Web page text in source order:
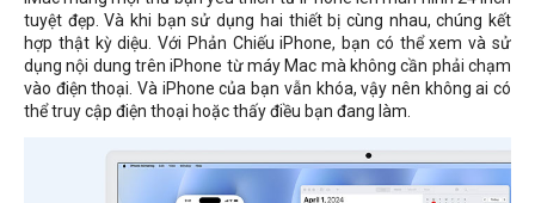
tuyệt đẹp. Và khi bạn sử dụng hai thiết bị cùng nhau, chúng kết
hợp thật kỳ diệu. Với Phản Chiếu iPhone, bạn có thể xem và sử
dụng nội dung trên iPhone từ máy Mac mà không cần phải chạm
vào điện thoại. Và iPhone của bạn vẫn khóa, vậy nên không ai có
thể truy cập điện thoại hoặc thấy điều bạn đang làm.